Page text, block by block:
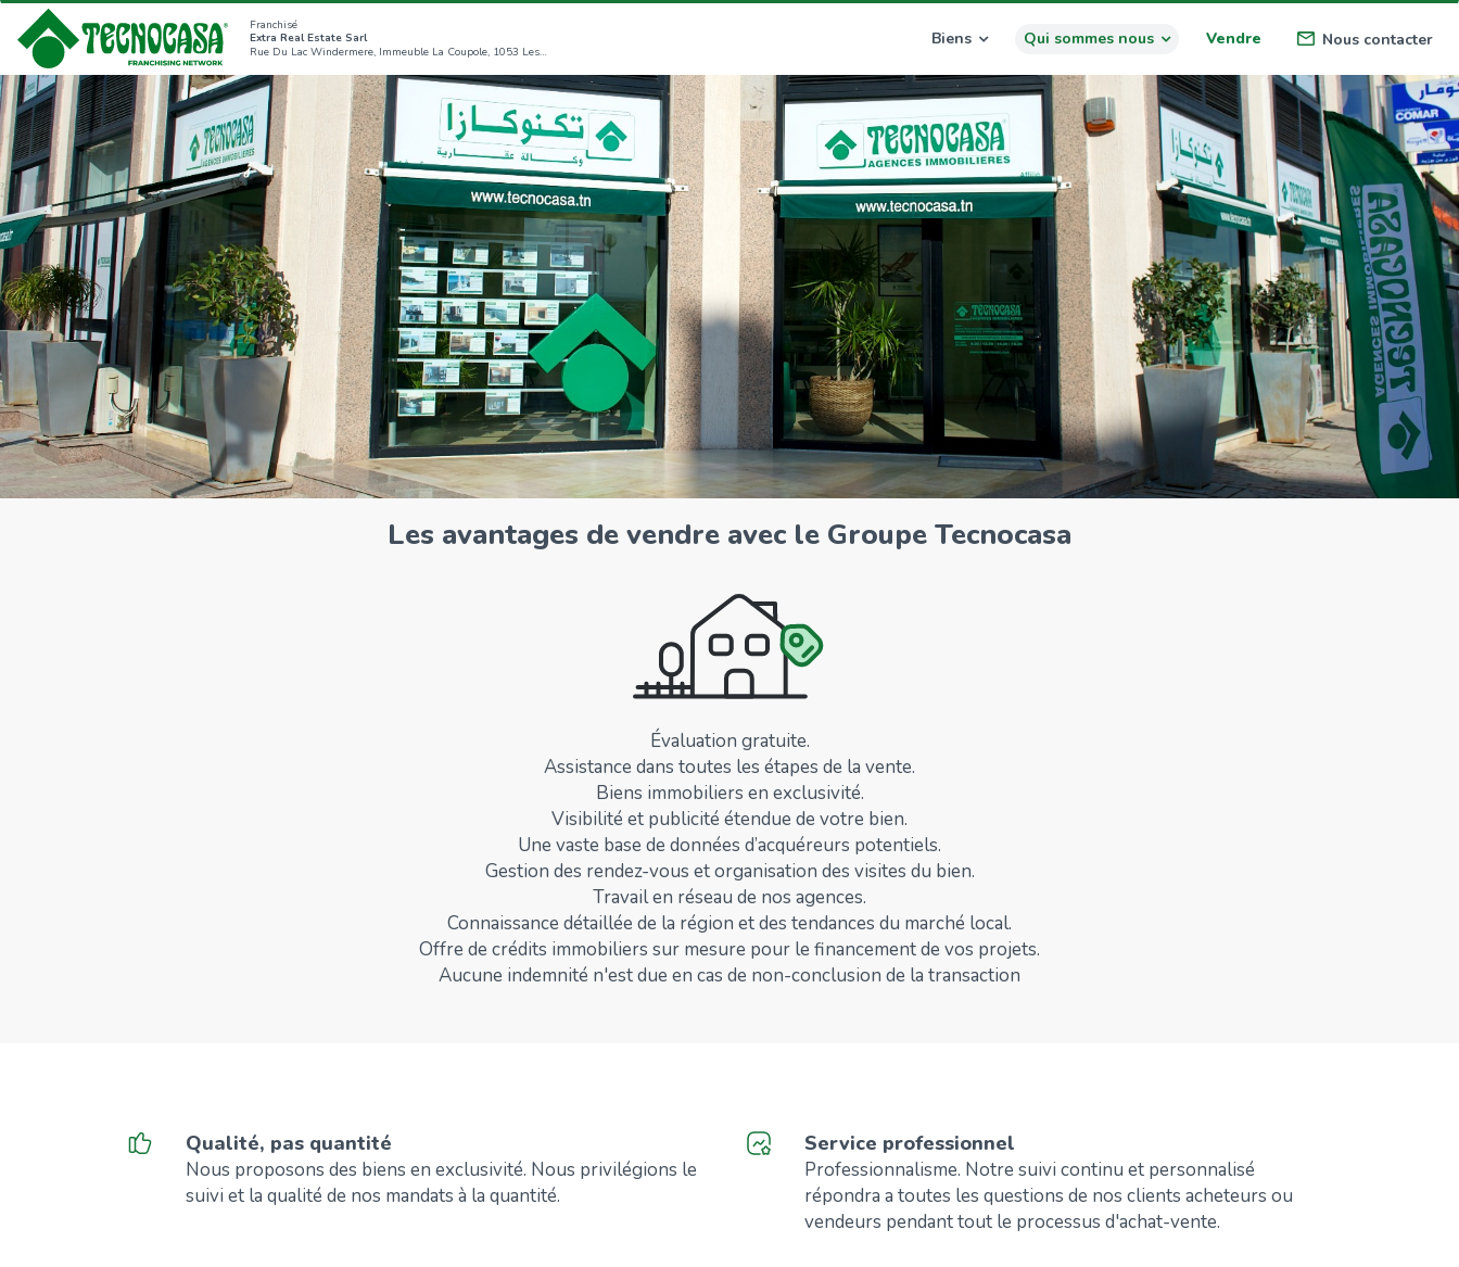
Franchisé
Extra Real Estate Sarl
Rue Du Lac Windermere, Immeuble La Coupole, 1053 Les Berges Du Lac (GT)
Biens Qui sommes nous Vendre Nous contacter
Les avantages de vendre avec le Groupe Tecnocasa
Évaluation gratuite.
Assistance dans toutes les étapes de la vente.
Biens immobiliers en exclusivité.
Visibilité et publicité étendue de votre bien.
Une vaste base de données d’acquéreurs potentiels.
Gestion des rendez-vous et organisation des visites du bien.
Travail en réseau de nos agences.
Connaissance détaillée de la région et des tendances du marché local.
Offre de crédits immobiliers sur mesure pour le financement de vos projets.
Aucune indemnité n'est due en cas de non-conclusion de la transaction
Qualité, pas quantité
Nous proposons des biens en exclusivité. Nous privilégions le
suivi et la qualité de nos mandats à la quantité.
Service professionnel
Professionnalisme. Notre suivi continu et personnalisé
répondra a toutes les questions de nos clients acheteurs ou
vendeurs pendant tout le processus d'achat-vente.